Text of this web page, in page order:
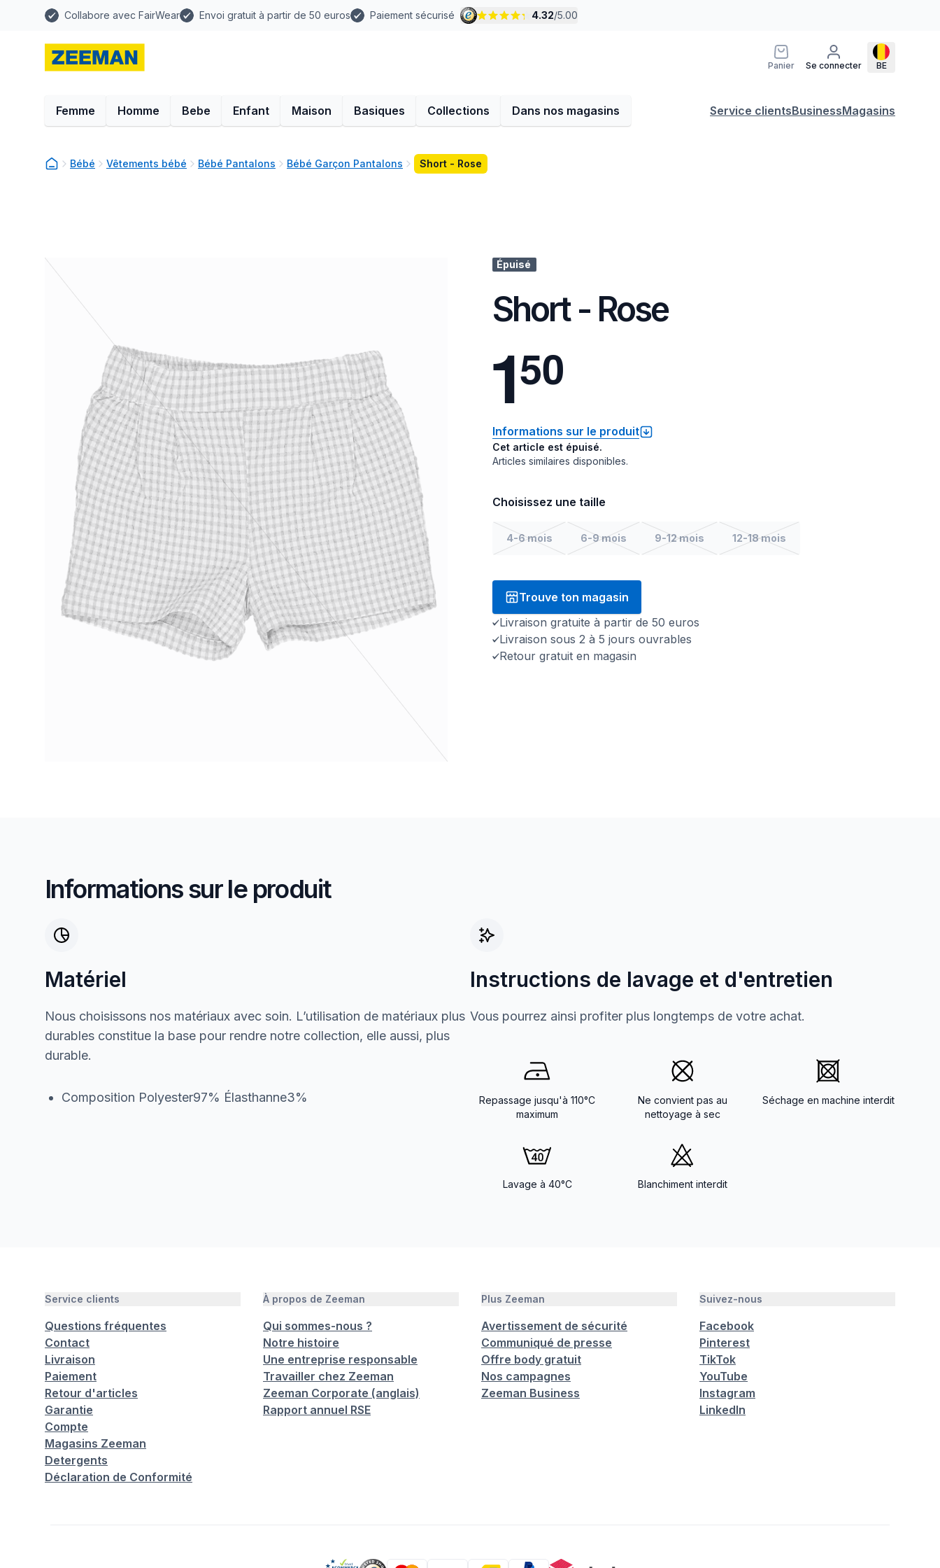
Collabore avec FairWear Envoi gratuit à partir de 50 euros Paiement sécurisé 4.32/5.00
Panier Se connecter BE
Femme Homme Bebe Enfant Maison Basiques Collections Dans nos magasins Service clientsBusinessMagasins
Bébé Vêtements bébé Bébé Pantalons Bébé Garçon Pantalons Short - Rose
Épuisé
Short - Rose
150
Informations sur le produit
Cet article est épuisé.
Articles similaires disponibles.
Choisissez une taille
4-6 mois 6-9 mois 9-12 mois 12-18 mois
Trouve ton magasin
Livraison gratuite à partir de 50 euros
Livraison sous 2 à 5 jours ouvrables
Retour gratuit en magasin
Informations sur le produit
Matériel
Nous choisissons nos matériaux avec soin. L’utilisation de matériaux plus
durables constitue la base pour rendre notre collection, elle aussi, plus
durable.
Composition Polyester97% Élasthanne3%
Instructions de lavage et d'entretien
Vous pourrez ainsi profiter plus longtemps de votre achat.
Repassage jusqu'à 110°C
maximum
Ne convient pas au
nettoyage à sec
Séchage en machine interdit
Lavage à 40°C Blanchiment interdit
Service clients
Questions fréquentes
Contact
Livraison
Paiement
Retour d'articles
Garantie
Compte
Magasins Zeeman
Detergents
Déclaration de Conformité
À propos de Zeeman
Qui sommes-nous ?
Notre histoire
Une entreprise responsable
Travailler chez Zeeman
Zeeman Corporate (anglais)
Rapport annuel RSE
Plus Zeeman
Avertissement de sécurité
Communiqué de presse
Offre body gratuit
Nos campagnes
Zeeman Business
Suivez-nous
Facebook
Pinterest
TikTok
YouTube
Instagram
LinkedIn